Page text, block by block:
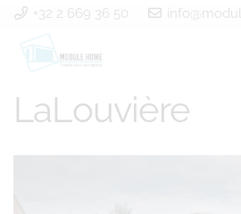
+32 2 669 36 50
Construction
LaLouvière